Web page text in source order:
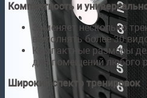
Компактность и
Заменяет несколько
выполнять более 30
Компактные размеры
для помещений любого
Широкий спектр тренировок